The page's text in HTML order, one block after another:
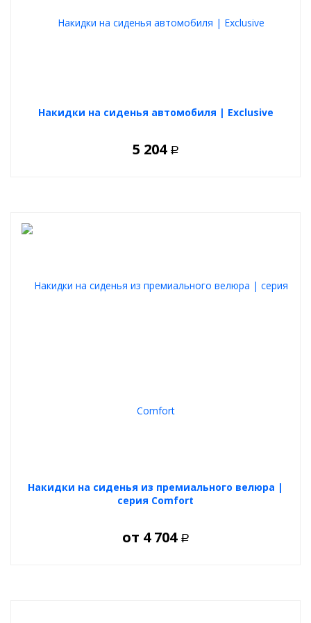
Комплектация
Накидки на сиденья автомобиля | Exclusive
5 204 Р
Накидки на сиденья из премиального велюра |
серия Comfort
от 4 704 Р